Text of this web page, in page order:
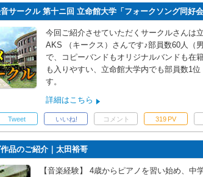
サークル 第十ニ回 立命館大学「フォークソング同好
今回ご紹介させていただくサークルさんは
AKS （キークス）さんです♪部員数60人（
で、コピーバンドもオリジナルバンドも在
も入りやすい、立命館大学内でも部員数1
す。
詳細はこちら
Tweet いいね! コメント 319 PV
品のご紹介｜太田裕哥
【音楽経験】 4歳からピアノを習い始め、中